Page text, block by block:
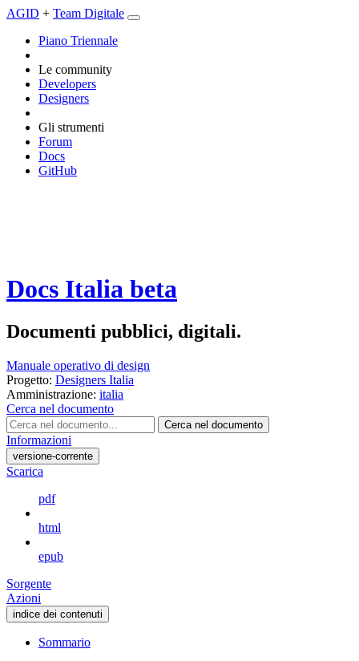
AGID + Team Digitale
Piano Triennale
Le community
Developers
Designers
Gli strumenti
Forum
Docs
GitHub
Docs Italia beta
Documenti pubblici, digitali.
Manuale operativo di design
Progetto: Designers Italia
Amministrazione: italia
Cerca nel documento
Cerca nel documento
Informazioni
versione-corrente
Scarica
pdf
html
epub
Sorgente
Azioni
indice dei contenuti
Sommario